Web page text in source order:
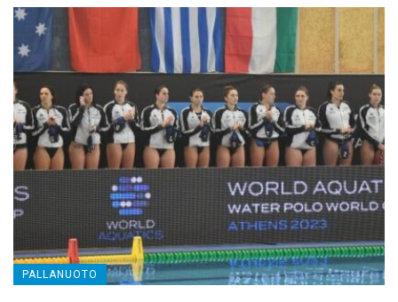
PALLANUOTO